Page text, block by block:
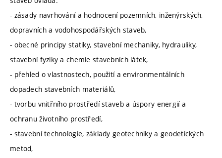
- zásady navrhování a hodnocení pozemních, inženýrských,
dopravních a vodohospodářských staveb,
- obecné principy statiky, stavební mechaniky, hydrauliky,
stavební fyziky a chemie stavebních látek,
- přehled o vlastnostech, použití a environmentálních
dopadech stavebních materiálů,
- tvorbu vnitřního prostředí staveb a úspory energií a
ochranu životního prostředí,
- stavební technologie, základy geotechniky a geodetických
metod,